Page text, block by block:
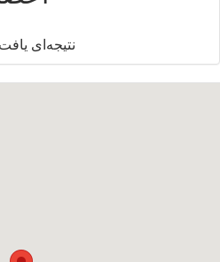
نتیجه‌ای یافت نشد.